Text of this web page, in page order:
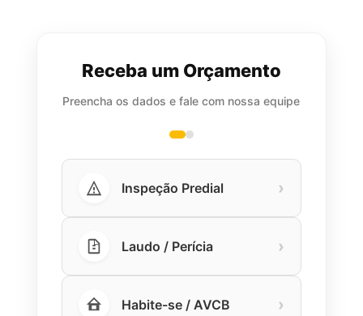
Receba um Orçamento
Preencha os dados e fale com nossa equipe
Inspeção Predial ›
Laudo / Perícia ›
Habite-se / AVCB ›